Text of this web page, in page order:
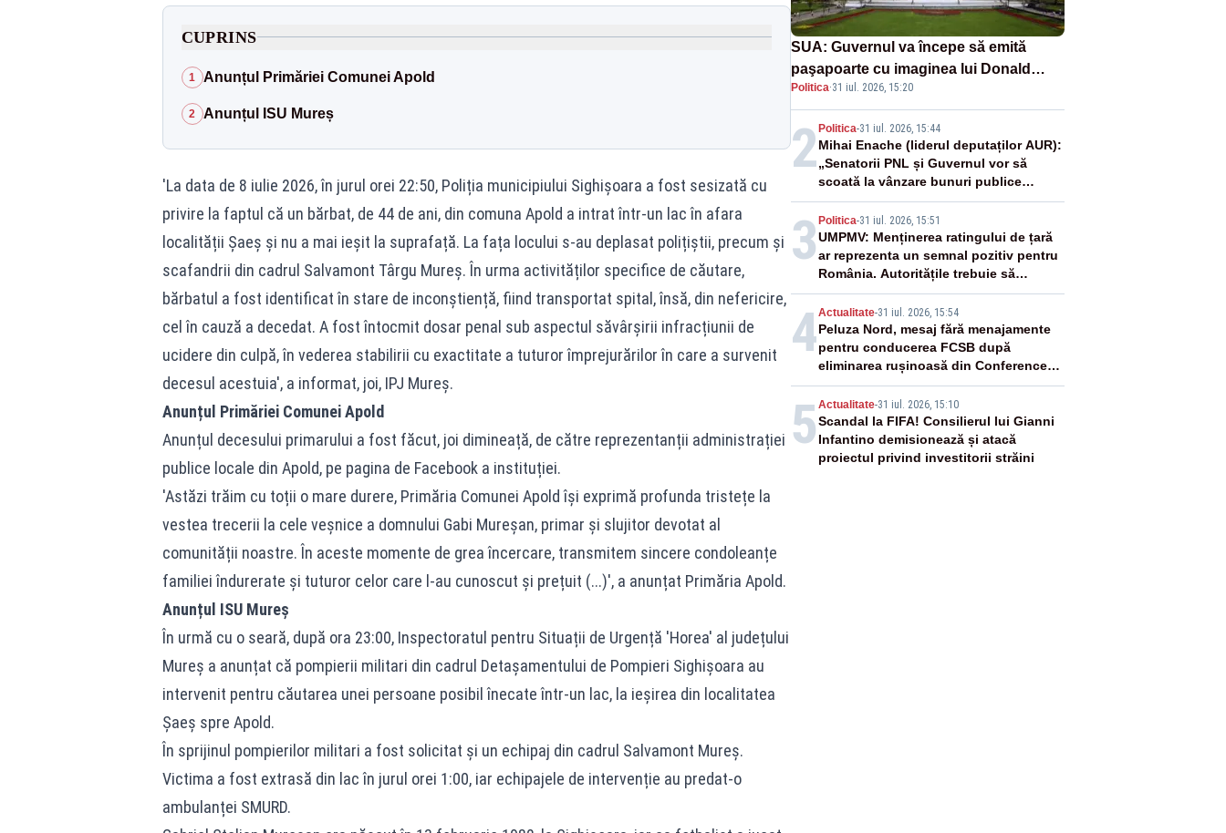
CUPRINS
1 Anunțul Primăriei Comunei Apold
2 Anunțul ISU Mureș
'La data de 8 iulie 2026, în jurul orei 22:50, Poliția municipiului Sighișoara a fost sesizată cu
privire la faptul că un bărbat, de 44 de ani, din comuna Apold a intrat într-un lac în afara
localității Șaeș și nu a mai ieșit la suprafață. La fața locului s-au deplasat polițiștii, precum și
scafandrii din cadrul Salvamont Târgu Mureș. În urma activităților specifice de căutare,
bărbatul a fost identificat în stare de inconștiență, fiind transportat spital, însă, din nefericire,
cel în cauză a decedat. A fost întocmit dosar penal sub aspectul săvârșirii infracțiunii de
ucidere din culpă, în vederea stabilirii cu exactitate a tuturor împrejurărilor în care a survenit
decesul acestuia', a informat, joi, IPJ Mureș.
Anunțul Primăriei Comunei Apold
Anunțul decesului primarului a fost făcut, joi dimineață, de către reprezentanții administrației
publice locale din Apold, pe pagina de Facebook a instituției.
'Astăzi trăim cu toții o mare durere, Primăria Comunei Apold își exprimă profunda tristețe la
vestea trecerii la cele veșnice a domnului Gabi Mureșan, primar și slujitor devotat al
comunității noastre. În aceste momente de grea încercare, transmitem sincere condoleanțe
familiei îndurerate și tuturor celor care l-au cunoscut și prețuit (...)', a anunțat Primăria Apold.
Anunțul ISU Mureș
În urmă cu o seară, după ora 23:00, Inspectoratul pentru Situații de Urgență 'Horea' al județului
Mureș a anunțat că pompierii militari din cadrul Detașamentului de Pompieri Sighișoara au
intervenit pentru căutarea unei persoane posibil înecate într-un lac, la ieșirea din localitatea
Șaeș spre Apold.
În sprijinul pompierilor militari a fost solicitat și un echipaj din cadrul Salvamont Mureș.
Victima a fost extrasă din lac în jurul orei 1:00, iar echipajele de intervenție au predat-o
ambulanței SMURD.
SUA: Guvernul va începe să emită
paşapoarte cu imaginea lui Donald
Trump începând cu 8 august
Politica·31 iul. 2026, 15:20
2Politica-31 iul. 2026, 15:44
Mihai Enache (liderul deputaților AUR):
„Senatorii PNL și Guvernul vor să
scoată la vânzare bunuri publice
pentru a stinge datoriile pentru
vaccinurile Pfizer!”
3 Politica-31 iul. 2026, 15:51
UMPMV: Menținerea ratingului de țară
ar reprezenta un semnal pozitiv pentru
România. Autoritățile trebuie să
continue consolidarea stabilității
economice și financiare
4Actualitate-31 iul. 2026, 15:54
Peluza Nord, mesaj fără menajamente
pentru conducerea FCSB după
eliminarea rușinoasă din Conference
League
5 Actualitate-31 iul. 2026, 15:10
Scandal la FIFA! Consilierul lui Gianni
Infantino demisionează și atacă
proiectul privind investitorii străini